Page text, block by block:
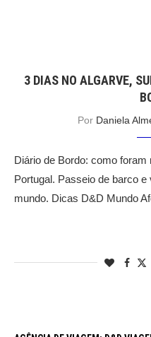
3 DIAS NO ALGARVE,
Por Daniela
Diário de Bordo: como
Portugal. Passeio de barco
mundo. Dicas D&D Mundo